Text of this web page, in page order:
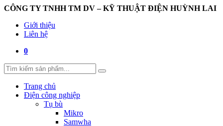
CÔNG TY TNHH TM DV – KỸ THUẬT ĐIỆN HUỲNH LAI
Giới thiệu
Liên hệ
0
Trang chủ
Điện công nghiệp
Tụ bù
Mikro
Samwha